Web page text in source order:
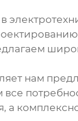
нам
, а